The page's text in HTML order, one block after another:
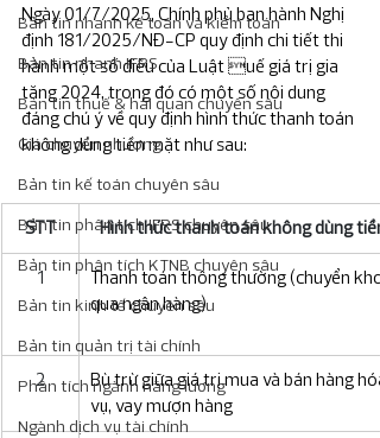
Bản tin nhanh kế toán và kiểm toán
Bản tin nhanh IFRS
Bản tin thuế & hải quan chuyên sâu
Giá chuyển nhượng
Bản tin kế toán chuyên sâu
Bản tin phân tích IFRS chuyên sâu
Bản tin phân tích KTNB chuyên sâu
Bản tin kinh tế chuyên sâu
Bản tin quản trị tài chính
Phân tích ngành năng lương
Ngành dịch vụ tài chính
Ngày 01/7/2025, Chính phủ ban hành Nghị
định 181/2025/NĐ-CP quy định chi tiết thi
hành một số điều của Luật uế giá trị gia
tăng 2024, trong đó có một số nội dung
đáng chú ý về quy định hình thức thanh toán
không dùng tiền mặt như sau:
STT Hình thức thanh toán không dùng
1
Thanh toán thông thường (chuyển
qua ngân hàng)
2
Bù trừ giữa giá trị mua và bán hàng
vụ, vay mượn hàng